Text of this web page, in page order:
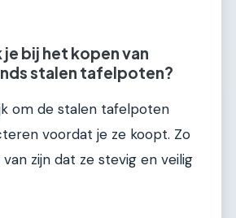
bij het kopen van
stalen tafelpoten?
om de stalen tafelpoten
voordat je ze koopt. Zo
zijn dat ze stevig en veilig